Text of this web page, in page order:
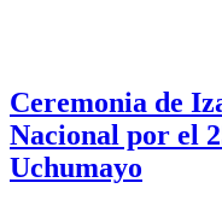
Ceremonia de
Nacional por el
Uchumayo